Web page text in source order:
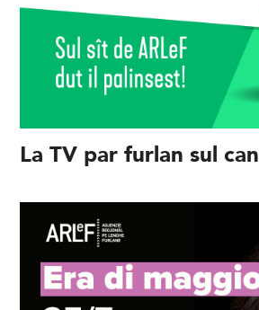
La TV par furlan sul